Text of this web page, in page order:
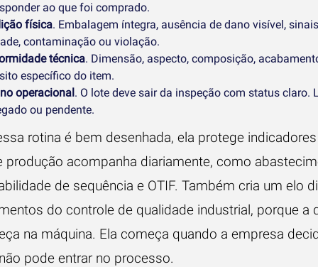
ao que foi comprado.
física. Embalagem íntegra, ausência de dano visível,
contaminação ou violação.
técnica. Dimensão, aspecto, composição,
específico do item.
operacional. O lote deve sair da inspeção com status claro.
ou pendente.
rotina é bem desenhada, ela protege
produção acompanha diariamente, como
de sequência e OTIF. Também cria um elo
do controle de qualidade industrial, porque a
na máquina. Ela começa quando a empresa
pode entrar no processo.